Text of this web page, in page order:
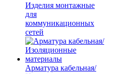
Изделия монтажные
для
коммуникационных
сетей
Арматура кабельная/